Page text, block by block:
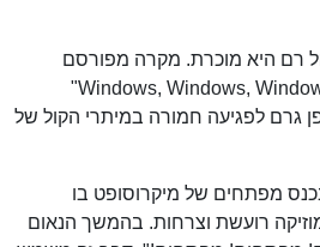
רם היא מוכרת. מקרה מפורסם
מ-1991, לאחר שצרח "!Windows, Windows, Windows"
גרם לפגיעה חמורה במיתרי הקול של
מפתחים של מיקרוסופט בו
רועשת וצרחות. בהמשך הנאום